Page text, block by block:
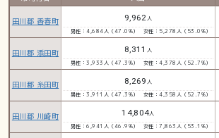
田川郡 香春町 9,962 人
男性：4,684人（47.0%）
女性：5,278人（53.0%）
田川郡 添田町 8,311 人
男性：3,933人（47.3%）
女性：4,378人（52.7%）
田川郡 糸田町 8,269 人
男性：3,911人（47.3%）
女性：4,358人（52.7%）
田川郡 川崎町 14,804人
男性：6,941人（46.9%）
女性：7,863人（53.1%）